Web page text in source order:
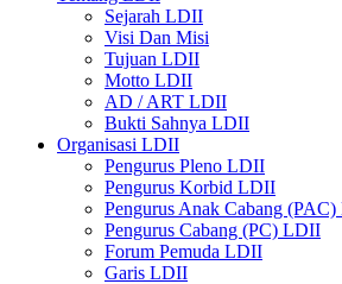
Sejarah LDII
Visi Dan Misi
Tujuan LDII
Motto LDII
AD / ART LDII
Bukti Sahnya LDII
Organisasi LDII
Pengurus Pleno LDII
Pengurus Korbid LDII
Pengurus Anak Cabang
Pengurus Cabang (PC) LDII
Forum Pemuda LDII
Garis LDII